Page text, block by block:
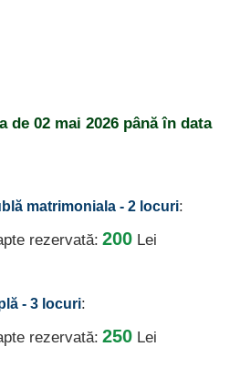
de 02 mai 2026 până în data
matrimoniala - 2 locuri:
rezervată: 200 Lei
- 3 locuri:
rezervată: 250 Lei